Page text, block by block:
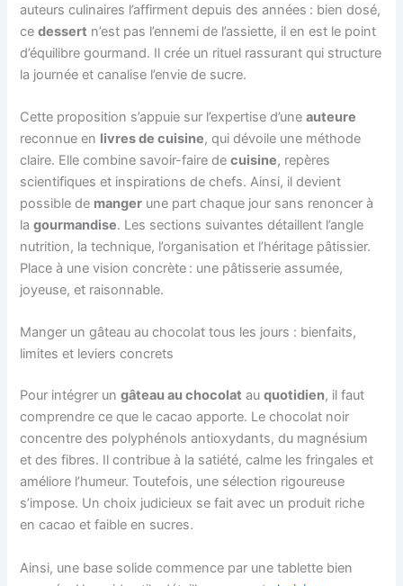
auteurs culinaires l’affirment depuis des années : bien dosé,
cedessert n’est pas l’ennemi de l’assiette, il en est le point
d’équilibre gourmand. Il crée un rituel rassurant qui structure
la journée et canalise l’envie de sucre.
Cette proposition s’appuie sur l’expertise d’uneauteure
reconnue en livres de cuisine, qui dévoile une méthode
claire. Elle combine savoir-faire decuisine, repères
scientifiques et inspirations de chefs. Ainsi, il devient
possible de manger une part chaque jour sans renoncer à
lagourmandise. Les sections suivantes détaillent l’angle
nutrition, la technique, l’organisation et l’héritage pâtissier.
Place à une vision concrète : une pâtisserie assumée,
joyeuse, et raisonnable.
Manger un gâteau au chocolat tous les jours : bienfaits,
limites et leviers concrets
Pour intégrer ungâteau au chocolat auquotidien, il faut
comprendre ce que le cacao apporte. Le chocolat noir
concentre des polyphénols antioxydants, du magnésium
et des fibres. Il contribue à la satiété, calme les fringales et
améliore l’humeur. Toutefois, une sélection rigoureuse
s’impose. Un choix judicieux se fait avec un produit riche
en cacao et faible en sucres.
Ainsi, une base solide commence par une tablette bien